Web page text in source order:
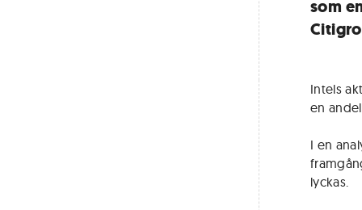
som
Intels
en
I en
lyckas.